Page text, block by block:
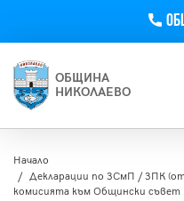
ОБЩИНА
НИКОЛАЕВО
Начало
Декларации по ЗСмП / ЗПК
комисията към Общински съвет